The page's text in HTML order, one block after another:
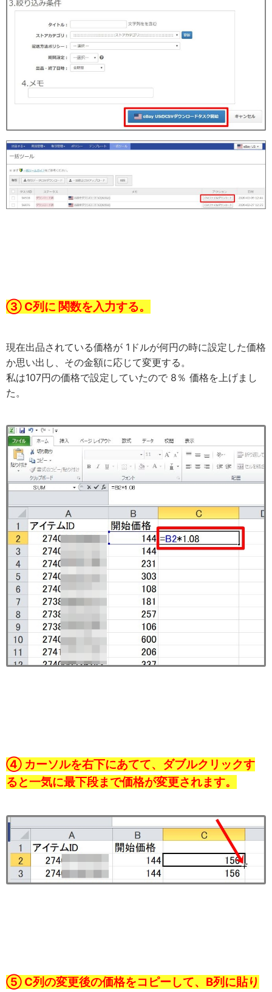
③ C列に 関数を入力する。
現在出品されている価格が 1ドルが何円の時に設定した価格
か思い出し、その金額に応じて変更する。
私は107円の価格で設定していたので 8％ 価格を上げまし
た。
④ カーソルを右下にあてて、ダブルクリックす
ると一気に最下段まで価格が変更されます。
⑤ C列の変更後の価格をコピーして、B列に貼り